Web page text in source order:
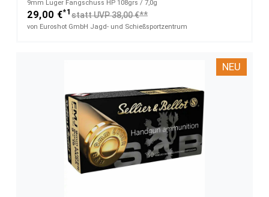
9mm Luger Fangschuss HP 108grs / 7,0g
29,00 €*1 statt UVP 38,00 €**
von Euroshot GmbH Jagd- und Schießsportzentrum
NEU